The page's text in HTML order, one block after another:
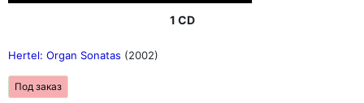
1 CD
Hertel: Organ Sonatas (2002)
Под заказ